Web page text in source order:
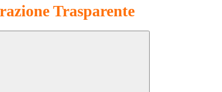
Trasparente